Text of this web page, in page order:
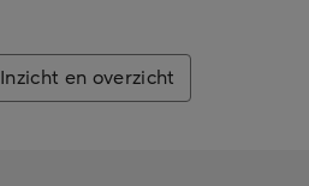
Inzicht en overzicht